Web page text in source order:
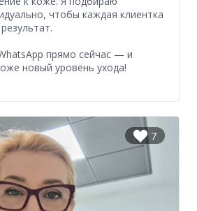
чтобы каждая клиентка
прямо сейчас — и
новый уровень ухода!
7